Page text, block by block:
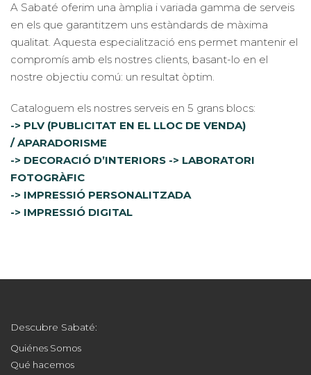
A Sabaté oferim una àmplia i variada gamma de serveis
en els que garantitzem uns estàndards de màxima
qualitat. Aquesta especialització ens permet mantenir el
compromís amb els nostres clients, basant-lo en el
nostre objectiu comú: un resultat òptim.
Cataloguem els nostres serveis en 5 grans blocs:
-> PLV (PUBLICITAT EN EL LLOC DE VENDA)
/ APARADORISME
-> DECORACIÓ D’INTERIORS -> LABORATORI
FOTOGRÀFIC
-> IMPRESSIÓ PERSONALITZADA
-> IMPRESSIÓ DIGITAL
Descubre Sabaté:
Quiénes Somos
Qué hacemos